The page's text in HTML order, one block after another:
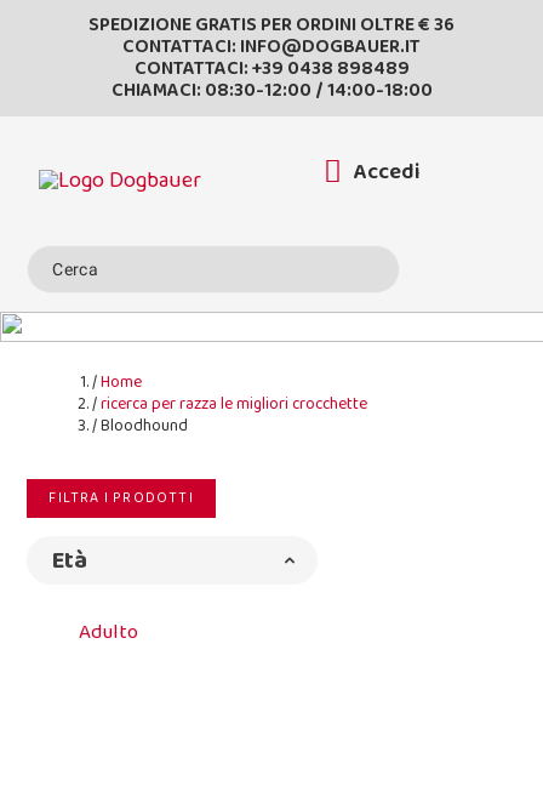
SPEDIZIONE GRATIS PER ORDINI OLTRE € 36
CONTATTACI: INFO@DOGBAUER.IT
CONTATTACI:+39 0438 898489
CHIAMACI: 08:30-12:00 / 14:00-18:00
Accedi
Home
ricerca per razza le migliori crocchette
Bloodhound
FILTRA I PRODOTTI
Età
Adulto